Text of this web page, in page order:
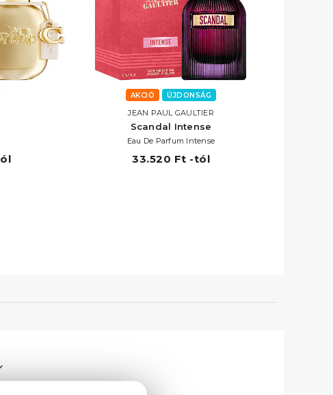
AKCIÓ ÚJDONSÁG
JEAN PAUL GAULTIER
Scandal Intense
Eau De Parfum Intense
33.520 Ft -tól